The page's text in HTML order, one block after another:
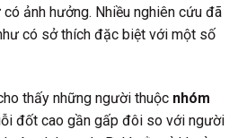
ảnh hưởng. Nhiều nghiên cứu đã
có sở thích đặc biệt với một số
thấy những người thuộc nhóm
đốt cao gần gấp đôi so với người